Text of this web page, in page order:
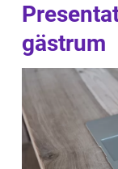
gästrum